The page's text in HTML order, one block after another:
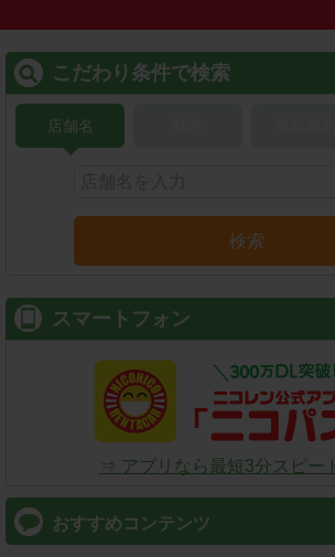
こだわり条件で検索
店舗名
検索
スマートフォン
⇒ アプリなら最短3分スピー
おすすめコンテンツ